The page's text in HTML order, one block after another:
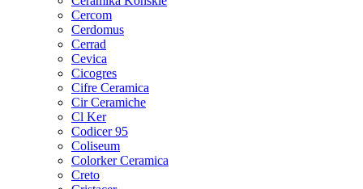
Cercom
Cerdomus
Cerrad
Cevica
Cicogres
Cifre Ceramica
Cir Ceramiche
Cl Ker
Codicer 95
Coliseum
Colorker Ceramica
Creto